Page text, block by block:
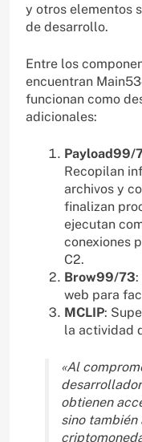
y otros elementos
de desarrollo.
Entre los
encuentran
funcionan como
adicionales:
Payload99/
Recopilan
archivos y
finalizan
ejecutan
conexiones
C2.
Brow99/73
web para
MCLIP:
la actividad
«Al
obtienen
sino también